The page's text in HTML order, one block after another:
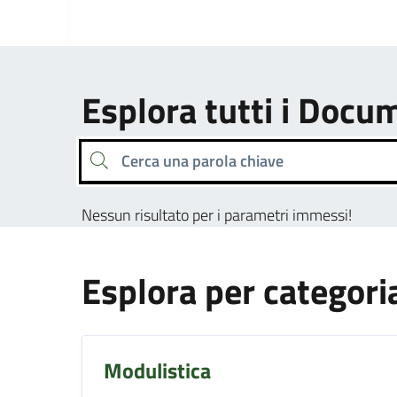
Esplora tutti i
Cerca una parola chiave
Nessun risultato per i parametri immessi!
Esplora per
Modulistica